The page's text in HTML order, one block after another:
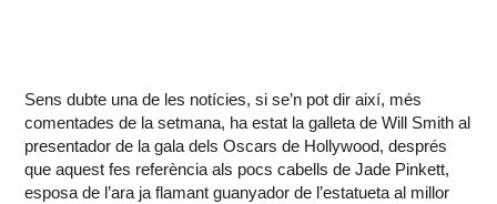
Sens dubte una de les notícies, si se’n pot dir així, més
comentades de la setmana, ha estat la galleta de Will Smith al
presentador de la gala dels Oscars de Hollywood, després
que aquest fes referència als pocs cabells de Jade Pinkett,
esposa de l’ara ja flamant guanyador de l’estatueta al millor